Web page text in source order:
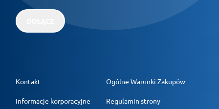
Kontakt
Informacje korporacyjne
Ogólne Warunki Zakupów
Regulamin strony